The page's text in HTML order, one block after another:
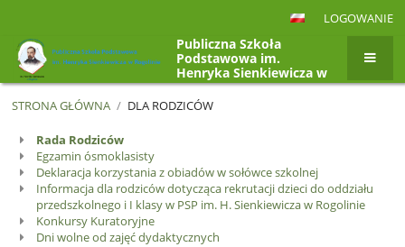
LOGOWANIE
Publiczna Szkoła
Podstawowa im.
Henryka Sienkiewicza w
Rogolinie, Rogolin 4a,
26-807 Radzanów
STRONA GŁÓWNA / DLA RODZICÓW
Dla
rodziców
Rada Rodziców
Egzamin ósmoklasisty
Deklaracja korzystania z obiadów w sołówce szkolnej
Informacja dla rodziców dotycząca rekrutacji dzieci do oddziału
przedszkolnego i I klasy w PSP im. H. Sienkiewicza w Rogolinie
Konkursy Kuratoryjne
Dni wolne od zajęć dydaktycznych